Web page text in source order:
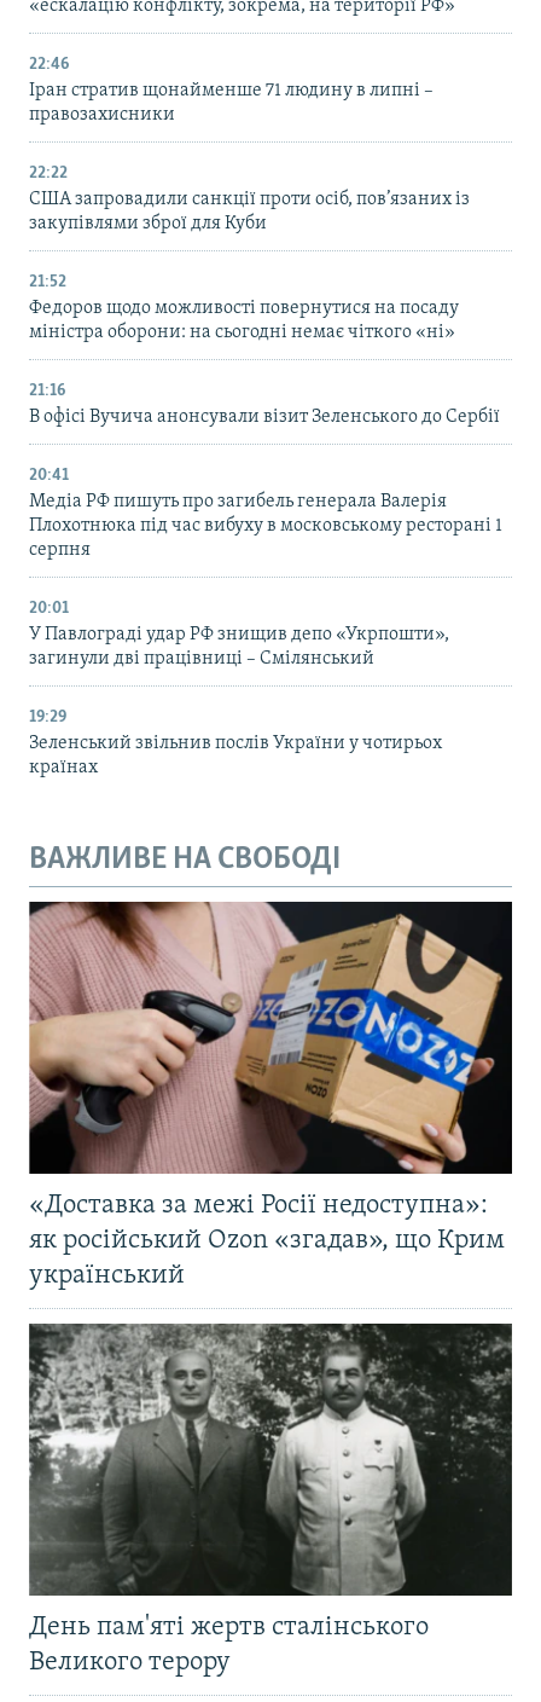
«ескалацію конфлікту, зокрема, на території РФ»
22:46
Іран стратив щонайменше 71 людину в липні –
правозахисники
22:22
США запровадили санкції проти осіб, пов’язаних із
закупівлями зброї для Куби
21:52
Федоров щодо можливості повернутися на посаду
міністра оборони: на сьогодні немає чіткого «ні»
21:16
В офісі Вучича анонсували візит Зеленського до Сербії
20:41
Медіа РФ пишуть про загибель генерала Валерія
Плохотнюка під час вибуху в московському ресторані 1
серпня
20:01
У Павлограді удар РФ знищив депо «Укрпошти»,
загинули дві працівниці – Смілянський
19:29
Зеленський звільнив послів України у чотирьох
країнах
ВАЖЛИВЕ НА СВОБОДІ
«Доставка за межі Росії недоступна»:
як російський Ozon «згадав», що Крим
український
День пам'яті жертв сталінського
Великого терору